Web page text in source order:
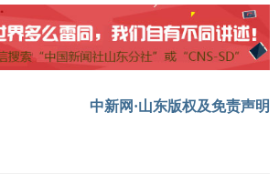
中新网·山东版权及免责声明